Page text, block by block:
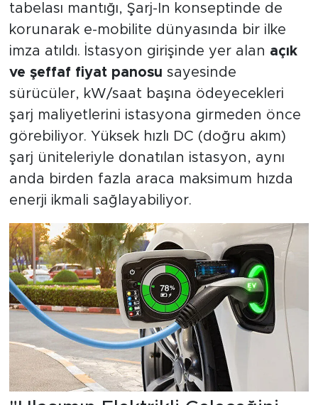
tabelası mantığı, Şarj-In konseptinde de
korunarak e-mobilite dünyasında bir ilke
imza atıldı. İstasyon girişinde yer alan açık
ve şeffaf fiyat panosu sayesinde
sürücüler, kW/saat başına ödeyecekleri
şarj maliyetlerini istasyona girmeden önce
görebiliyor. Yüksek hızlı DC (doğru akım)
şarj üniteleriyle donatılan istasyon, aynı
anda birden fazla araca maksimum hızda
enerji ikmali sağlayabiliyor.